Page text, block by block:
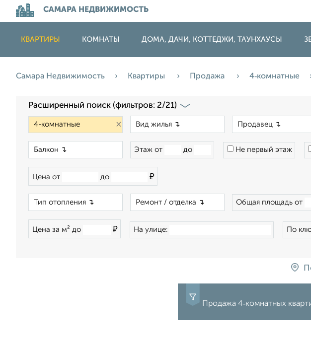
САМАРА НЕДВИЖИМОСТЬ
КВАРТИРЫ КОМНАТЫ ДОМА, ДАЧИ, КОТТЕДЖИ, ТАУНХАУСЫ
Самара Недвижимость Квартиры Продажа 4‑комнатные
Расширенный поиск (фильтров: 2/21)
×
Этаж от до Не первый этаж
Цена от до ₽
Общая площадь от
Цена за м² до ₽ На улице: По
Продажа 4‑комнатных